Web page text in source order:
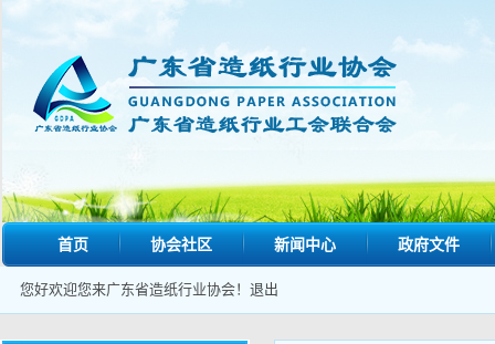
首页 协会社区 新闻中心 政府文件
您好欢迎您来广东省造纸行业协会！ 退出